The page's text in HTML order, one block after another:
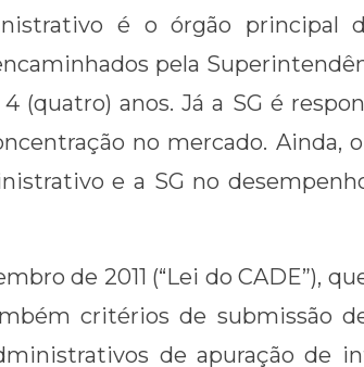
é o órgão principal
pela
anos. Já a SG é
no mercado. Ainda,
e a SG no
de 2011 (“Lei do CADE”),
critérios de submissão
de apuração de